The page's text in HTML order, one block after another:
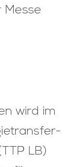
Messe
wird im
LB)